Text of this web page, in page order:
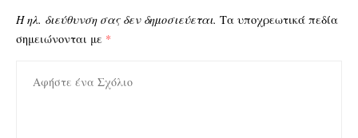
Η ηλ. διεύθυνση σας δεν δημοσιεύεται. Τα υποχρεωτικά πεδία
σημειώνονται με *